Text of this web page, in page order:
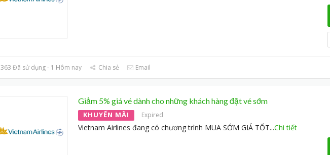
363 Đã sử dụng - 1 Hôm nay Chia sẻ Email
Giảm 5% giá vé dành cho những khách hàng đặt vé sớm
KHUYẾN MÃI Expired
Vietnam Airlines đang có chương trình MUA SỚM GIÁ TỐT...Chi tiết